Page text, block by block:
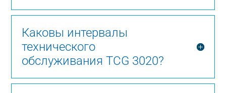
Каковы интервалы
технического
обслуживания TCG 3020?